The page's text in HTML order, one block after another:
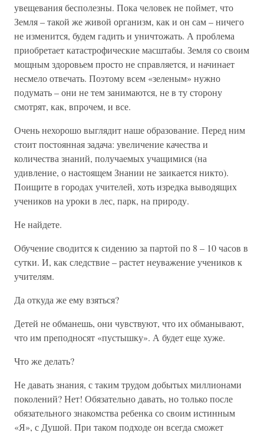
увещевания бесполезны. Пока человек не поймет, что
Земля – такой же живой организм, как и он сам – ничего
не изменится, будем гадить и уничтожать. А проблема
приобретает катастрофические масштабы. Земля со своим
мощным здоровьем просто не справляется, и начинает
несмело отвечать. Поэтому всем «зеленым» нужно
подумать – они не тем занимаются, не в ту сторону
смотрят, как, впрочем, и все.
Очень нехорошо выглядит наше образование. Перед ним
стоит постоянная задача: увеличение качества и
количества знаний, получаемых учащимися (на
удивление, о настоящем Знании не заикается никто).
Поищите в городах учителей, хоть изредка выводящих
учеников на уроки в лес, парк, на природу.
Не найдете.
Обучение сводится к сидению за партой по 8 – 10 часов в
сутки. И, как следствие – растет неуважение учеников к
учителям.
Да откуда же ему взяться?
Детей не обманешь, они чувствуют, что их обманывают,
что им преподносят «пустышку». А будет еще хуже.
Что же делать?
Не давать знания, с таким трудом добытых миллионами
поколений? Нет! Обязательно давать, но только после
обязательного знакомства ребенка со своим истинным
«Я», с Душой. При таком подходе он всегда сможет